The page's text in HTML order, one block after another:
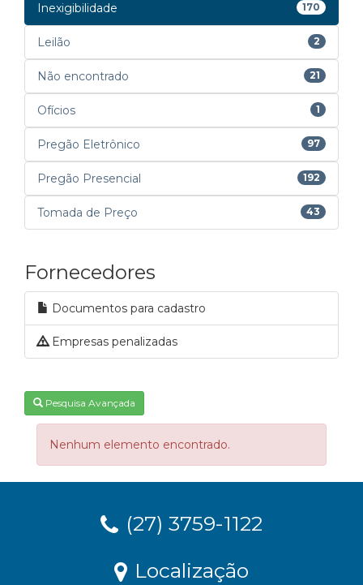
Inexigibilidade 170
Leilão 2
Não encontrado 21
Ofícios 1
Pregão Eletrônico 97
Pregão Presencial 192
Tomada de Preço 43
Fornecedores
Documentos para cadastro
Empresas penalizadas
Pesquisa Avançada
Nenhum elemento encontrado.
(27) 3759-1122
Localização